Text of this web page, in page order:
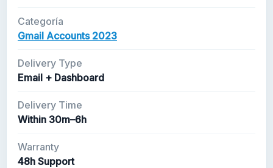
Categoría
Gmail Accounts 2023
Delivery Type
Email + Dashboard
Delivery Time
Within 30m–6h
Warranty
48h Support